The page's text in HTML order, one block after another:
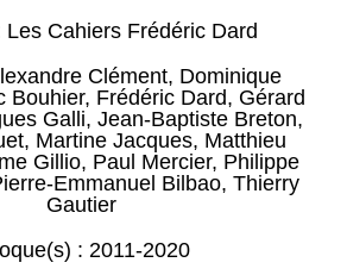
Les Cahiers Frédéric Dard
Clément, Dominique
Bouhier, Frédéric Dard, Gérard
Galli, Jean-Baptiste Breton,
, Martine Jacques, Matthieu
Gillio, Paul Mercier, Philippe
Emmanuel Bilbao, Thierry
Gautier
: 2011-2020